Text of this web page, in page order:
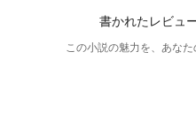
書かれたレビュ
この小説の魅力を、あな